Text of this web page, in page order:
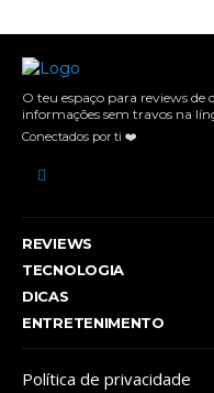
O teu espaço para reviews de
informações sem travos na
Conectados por ti ❤️
REVIEWS
TECNOLOGIA
DICAS
ENTRETENIMENTO
Política de privacidade